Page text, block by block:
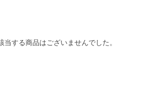
する商品はございませんでした。